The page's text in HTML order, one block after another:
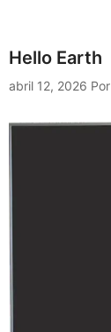
Hello Earth
abril 12, 2026 Por